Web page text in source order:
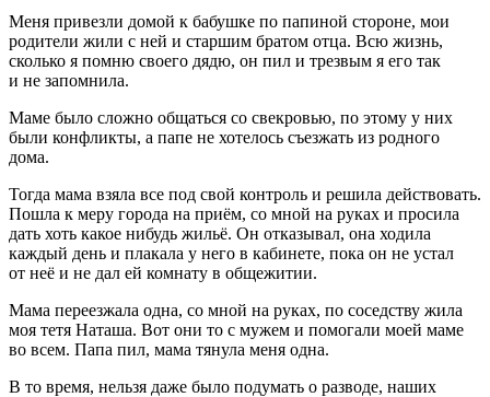
Меня привезли домой к бабушке по папиной стороне, мои
родители жили с ней и старшим братом отца. Всю жизнь,
сколько я помню своего дядю, он пил и трезвым я его так
и не запомнила.
Маме было сложно общаться со свекровью, по этому у них
были конфликты, а папе не хотелось съезжать из родного
дома.
Тогда мама взяла все под свой контроль и решила действовать.
Пошла к меру города на приём, со мной на руках и просила
дать хоть какое нибудь жильё. Он отказывал, она ходила
каждый день и плакала у него в кабинете, пока он не устал
от неё и не дал ей комнату в общежитии.
Мама переезжала одна, со мной на руках, по соседству жила
моя тетя Наташа. Вот они то с мужем и помогали моей маме
во всем. Папа пил, мама тянула меня одна.
В то время, нельзя даже было подумать о разводе, наших